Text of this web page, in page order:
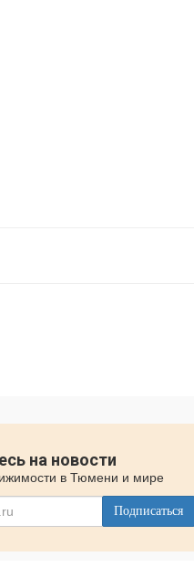
на новости
в Тюмени и мире
Подписаться